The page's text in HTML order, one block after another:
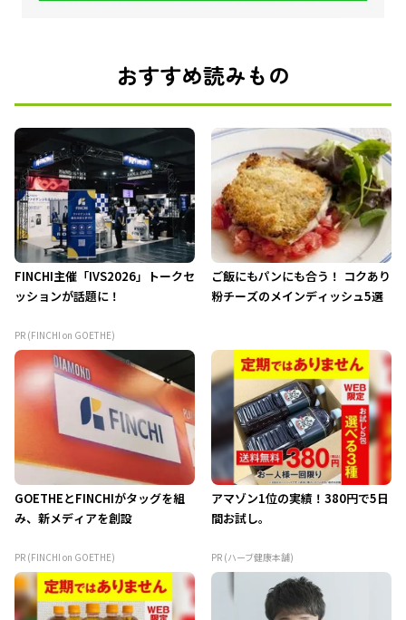
おすすめ読みもの
FINCHI主催「IVS2026」トークセ
ッションが話題に！
PR (FINCHI on GOETHE)
ご飯にもパンにも合う！ コクあり
粉チーズのメインディッシュ5選
GOETHEとFINCHIがタッグを組
み、新メディアを創設
PR (FINCHI on GOETHE)
アマゾン1位の実績！380円で5日
間お試し。
PR (ハーブ健康本舗)